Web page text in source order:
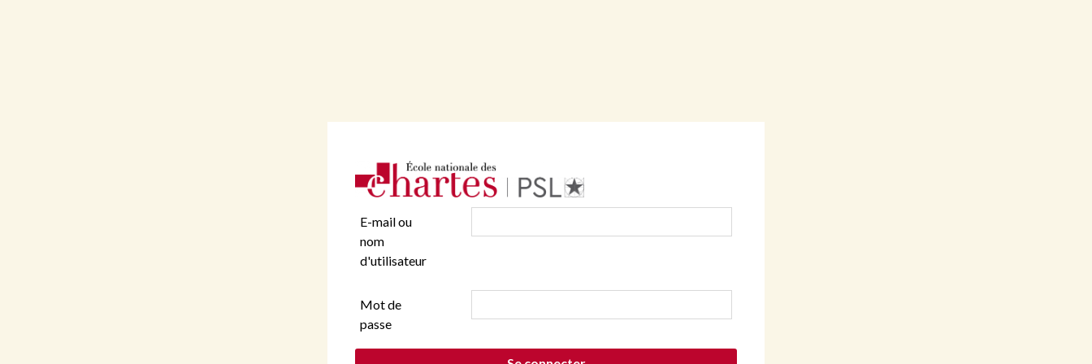
E-mail ou
nom
d'utilisateur
Mot de
passe